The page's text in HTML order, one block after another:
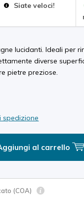
Siate veloci!
lucidanti. Ideali per
diverse
pietre preziose.
spedizione
al carrello
(COA)